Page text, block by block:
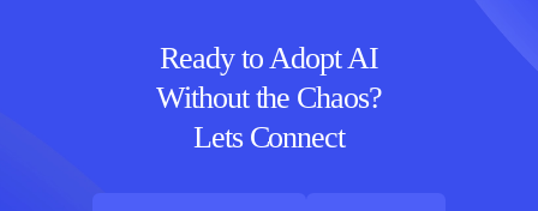
Ready to Adopt AI
Without the Chaos?
Lets Connect